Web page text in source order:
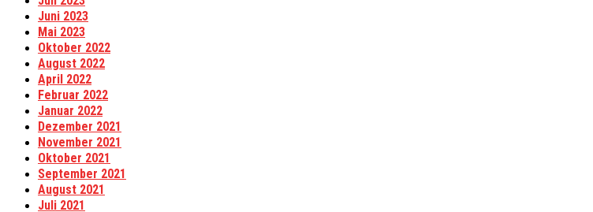
Juni 2023
Mai 2023
Oktober 2022
August 2022
April 2022
Februar 2022
Januar 2022
Dezember 2021
November 2021
Oktober 2021
September 2021
August 2021
Juli 2021